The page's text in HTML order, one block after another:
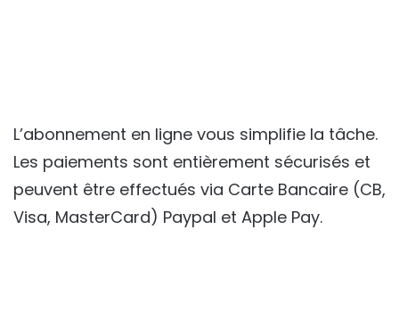
L’abonnement en ligne vous simplifie la tâche.
Les paiements sont entièrement sécurisés et
peuvent être effectués via Carte Bancaire (CB,
Visa, MasterCard) Paypal et Apple Pay.